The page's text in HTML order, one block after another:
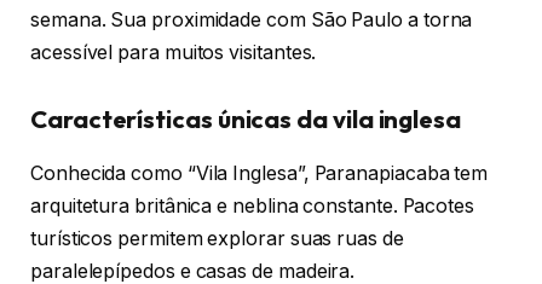
semana. Sua proximidade com São Paulo a torna
acessível para muitos visitantes.
Características únicas da vila inglesa
Conhecida como “Vila Inglesa”, Paranapiacaba tem
arquitetura britânica e neblina constante. Pacotes
turísticos permitem explorar suas ruas de
paralelepípedos e casas de madeira.